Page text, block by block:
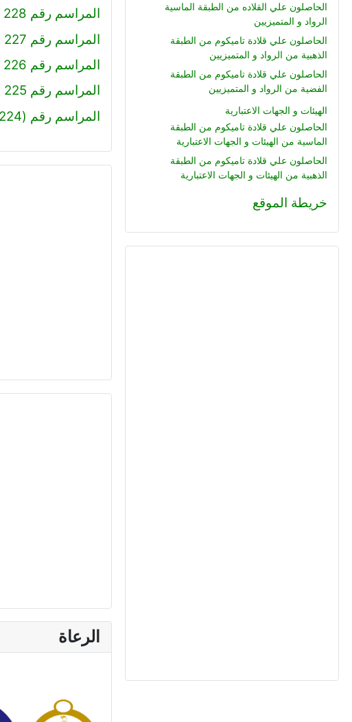
الحاصلون علي القلاده من الطبقة الماسية
الرواد و المتميزيين
الحاصلون علي قلادة تاميكوم من الطبقة
الذهبية من الرواد و المتميزيين
الحاصلون علي قلادة تاميكوم من الطبقة
الفضية من الرواد و المتميزيين
الهيئات و الجهات الاعتبارية
الحاصلون علي قلادة تاميكوم من الطبقة
الماسية من الهيئات و الجهات الاعتبارية
الحاصلون علي قلادة تاميكوم من الطبقة
الذهبية من الهيئات و الجهات الاعتبارية
خريطة الموقع
المراسم رقم 228 : محمد حلمي نصار
المراسم رقم 227 : كريم سالم درويش
المراسم رقم 226 : عمرو خالد حسين
المراسم رقم 225 : محمود جمال منتصر
المراسم رقم (224) : هاني عبد الجواد سليمان
الرعاة